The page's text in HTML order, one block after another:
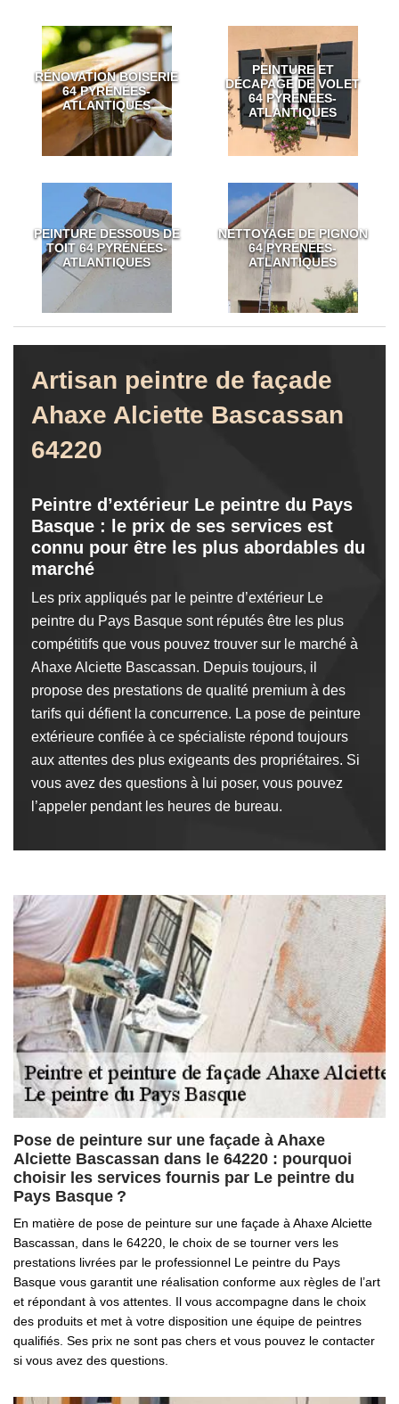
RÉNOVATION BOISERIE
64 PYRÉNÉES-
ATLANTIQUES
PEINTURE ET
DÉCAPAGE DE VOLET
64 PYRÉNÉES-
ATLANTIQUES
PEINTURE DESSOUS DE
TOIT 64 PYRÉNÉES-
ATLANTIQUES
NETTOYAGE DE PIGNON
64 PYRÉNÉES-
ATLANTIQUES
Artisan peintre de façade
Ahaxe Alciette Bascassan
64220
Peintre d’extérieur Le peintre du Pays
Basque : le prix de ses services est
connu pour être les plus abordables du
marché
Les prix appliqués par le peintre d’extérieur Le
peintre du Pays Basque sont réputés être les plus
compétitifs que vous pouvez trouver sur le marché à
Ahaxe Alciette Bascassan. Depuis toujours, il
propose des prestations de qualité premium à des
tarifs qui défient la concurrence. La pose de peinture
extérieure confiée à ce spécialiste répond toujours
aux attentes des plus exigeants des propriétaires. Si
vous avez des questions à lui poser, vous pouvez
l’appeler pendant les heures de bureau.
Pose de peinture sur une façade à Ahaxe
Alciette Bascassan dans le 64220 : pourquoi
choisir les services fournis par Le peintre du
Pays Basque ?
En matière de pose de peinture sur une façade à Ahaxe Alciette
Bascassan, dans le 64220, le choix de se tourner vers les
prestations livrées par le professionnel Le peintre du Pays
Basque vous garantit une réalisation conforme aux règles de l’art
et répondant à vos attentes. Il vous accompagne dans le choix
des produits et met à votre disposition une équipe de peintres
qualifiés. Ses prix ne sont pas chers et vous pouvez le contacter
si vous avez des questions.